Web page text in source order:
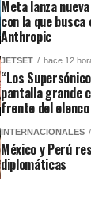
Meta lanza
con la que
Anthropic
JETSET hace 12
“Los
pantalla grande
frente del elenco
INTERNACIONALES
México y Perú
diplomáticas